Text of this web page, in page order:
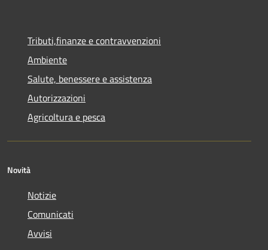
Tributi,finanze e contravvenzioni
Ambiente
Salute, benessere e assistenza
Autorizzazioni
Agricoltura e pesca
Novità
Notizie
Comunicati
Avvisi